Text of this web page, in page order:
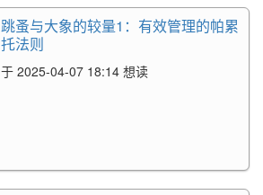
跳蚤与大象的较量1：有效管理的帕累
托法则
于 2025-04-07 18:14 想读